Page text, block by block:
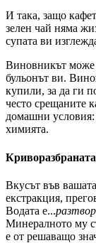
И така, защо
зелен чай няма
супата ви
Виновникът може
бульонът ви.
купили, за да ги
често срещаните
домашни условия:
химията.
Вкусът във
екстракция,
Водата е...
Минералното му
е от решаващо